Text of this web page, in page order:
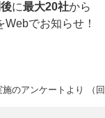
に最大20社から
でお知らせ！
のアンケートより （回